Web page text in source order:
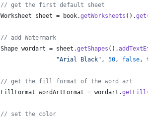
// get the first default sheet
Worksheet
sheet = book.getWorksheets ().get
// add Watermark
Shape wordart = sheet .getShapes ().
"Arial Black" , 50, false,
// get the fill format of the word art
FillFormat wordArtFormat = wordart .getFill
// set the color